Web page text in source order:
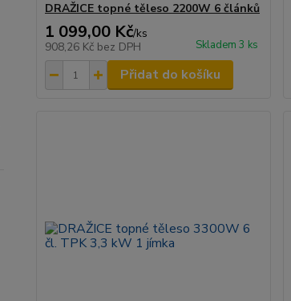
DRAŽICE topné těleso 2200W 6 článků
1 099,00 Kč/ks
908,26 Kč bez DPH Skladem 3 ks
Přidat do košíku